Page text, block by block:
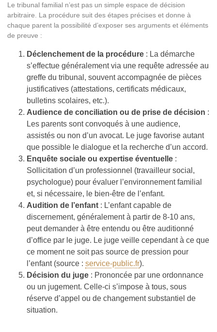
Le tribunal familial n’est pas un simple espace de décision
arbitraire. La procédure suit des étapes précises et donne à
chaque parent la possibilité d’exposer ses arguments et éléments
de preuve :
Déclenchement de la procédure : La démarche
s’effectue généralement via une requête adressée au
greffe du tribunal, souvent accompagnée de pièces
justificatives (attestations, certificats médicaux,
bulletins scolaires, etc.).
Audience de conciliation ou de prise de décision :
Les parents sont convoqués à une audience,
assistés ou non d’un avocat. Le juge favorise autant
que possible le dialogue et la recherche d’un accord.
Enquête sociale ou expertise éventuelle :
Sollicitation d’un professionnel (travailleur social,
psychologue) pour évaluer l’environnement familial
et, si nécessaire, le bien-être de l’enfant.
Audition de l’enfant : L’enfant capable de
discernement, généralement à partir de 8-10 ans,
peut demander à être entendu ou être auditionné
d’office par le juge. Le juge veille cependant à ce que
ce moment ne soit pas source de pression pour
l’enfant (source : service-public.fr).
Décision du juge : Prononcée par une ordonnance
ou un jugement. Celle-ci s’impose à tous, sous
réserve d’appel ou de changement substantiel de
situation.